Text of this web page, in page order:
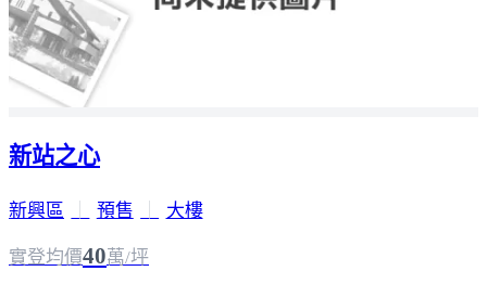
新站之心
新興區 預售 大樓
實登均價40萬/坪